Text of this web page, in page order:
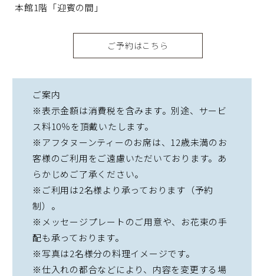
本館1階「迎賓の間」
ご予約はこちら
ご案内
※表示金額は消費税を含みます。別途、サービ
ス料10％を頂戴いたします。
※アフタヌーンティーのお席は、12歳未満のお
客様のご利用をご遠慮いただいております。あ
らかじめご了承ください。
※ご利用は2名様より承っております（予約
制）。
※メッセージプレートのご用意や、お花束の手
配も承っております。
※写真は2名様分の料理イメージです。
※仕入れの都合などにより、内容を変更する場